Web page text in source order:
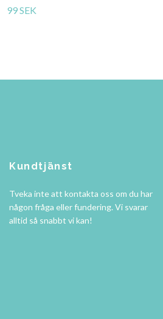
99 SEK
Kundtjänst
Tveka inte att kontakta oss om du har
någon fråga eller fundering. Vi svarar
alltid så snabbt vi kan!